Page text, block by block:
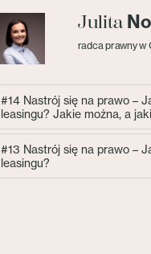
Julita
radca prawny w
#14 Nastrój się na prawo –
leasingu? Jakie można, a
#13 Nastrój się na prawo –
leasingu?